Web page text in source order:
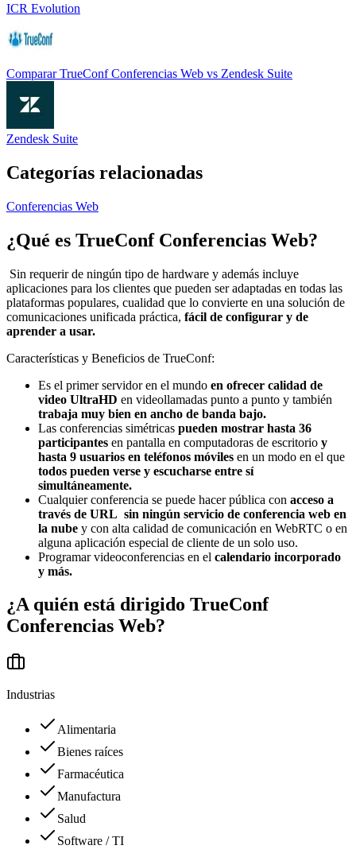
ICR Evolution
Comparar TrueConf Conferencias Web vs Zendesk Suite
Zendesk Suite
Categorías relacionadas
Conferencias Web
¿Qué es TrueConf Conferencias Web?
Sin requerir de ningún tipo de hardware y además incluye
aplicaciones para los clientes que pueden ser adaptadas en todas las
plataformas populares, cualidad que lo convierte en una solución de
comunicaciones unificada práctica, fácil de configurar y de
aprender a usar.
Características y Beneficios de TrueConf:
Es el primer servidor en el mundo en ofrecer calidad de
video UltraHD en videollamadas punto a punto y también
trabaja muy bien en ancho de banda bajo.
Las conferencias simétricas pueden mostrar hasta 36
participantes en pantalla en computadoras de escritorio y
hasta 9 usuarios en teléfonos móviles en un modo en el que
todos pueden verse y escucharse entre sí
simultáneamente.
Cualquier conferencia se puede hacer pública con acceso a
través de URL sin ningún servicio de conferencia web en
la nube y con alta calidad de comunicación en WebRTC o en
alguna aplicación especial de cliente de un solo uso.
Programar videoconferencias en el calendario incorporado
y más.
¿A quién está dirigido TrueConf
Conferencias Web?
Industrias
Alimentaria
Bienes raíces
Farmacéutica
Manufactura
Salud
Software / TI